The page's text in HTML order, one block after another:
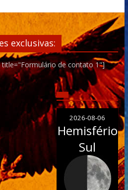
exclusivas:
de contato 1"]
2026-08-06
Hemisfério
Sul